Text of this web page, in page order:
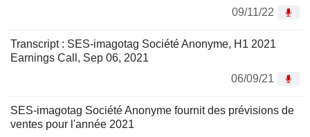
09/11/22
Transcript : SES-imagotag Société Anonyme, H1 2021
Earnings Call, Sep 06, 2021
06/09/21
SES-imagotag Société Anonyme fournit des prévisions de
ventes pour l'année 2021